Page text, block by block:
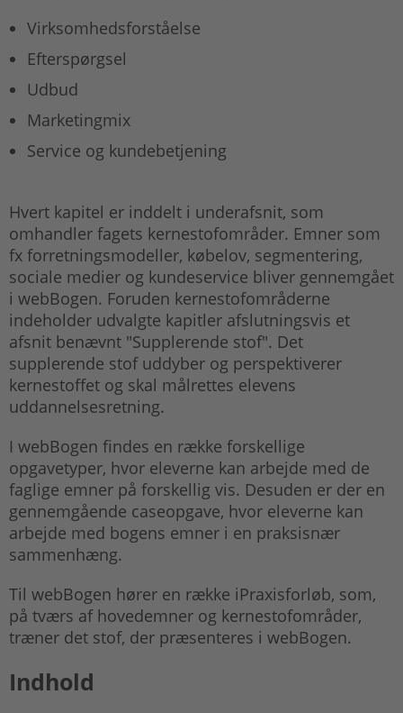
Virksomhedsforståelse
Efterspørgsel
Udbud
Marketingmix
Service og kundebetjening
Hvert kapitel er inddelt i underafsnit, som
omhandler fagets kernestofområder. Emner som
fx forretningsmodeller, købelov, segmentering,
sociale medier og kundeservice bliver gennemgået
i webBogen. Foruden kernestofområderne
indeholder udvalgte kapitler afslutningsvis et
afsnit benævnt "Supplerende stof". Det
supplerende stof uddyber og perspektiverer
kernestoffet og skal målrettes elevens
uddannelsesretning.
I webBogen findes en række forskellige
opgavetyper, hvor eleverne kan arbejde med de
faglige emner på forskellig vis. Desuden er der en
gennemgående caseopgave, hvor eleverne kan
arbejde med bogens emner i en praksisnær
sammenhæng.
Til webBogen hører en række iPraxisforløb, som,
på tværs af hovedemner og kernestofområder,
træner det stof, der præsenteres i webBogen.
Indhold